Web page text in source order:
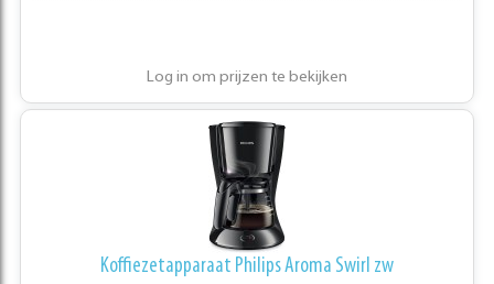
Log in om prijzen te bekijken
Koffiezetapparaat Philips Aroma Swirl zw